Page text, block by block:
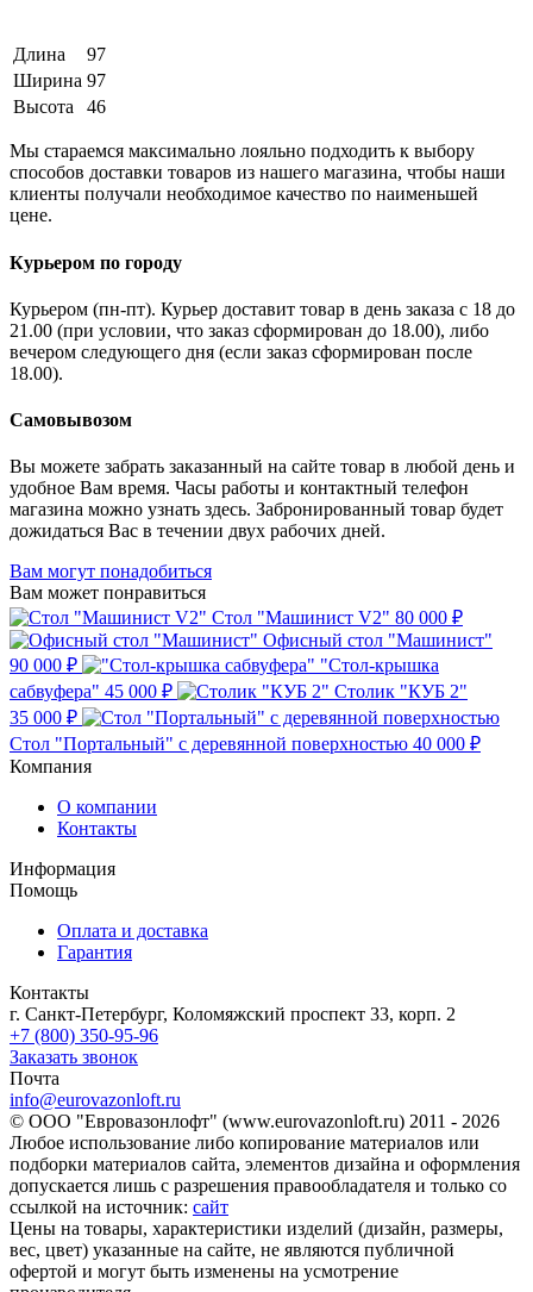
Длина
97
Ширина 97
Высота
46
Мы стараемся максимально лояльно подходить к выбору
способов доставки товаров из нашего магазина, чтобы наши
клиенты получали необходимое качество по наименьшей
цене.
Курьером по городу
Курьером (пн-пт). Курьер доставит товар в день заказа с 18 до
21.00 (при условии, что заказ сформирован до 18.00), либо
вечером следующего дня (если заказ сформирован после
18.00).
Самовывозом
Вы можете забрать заказанный на сайте товар в любой день и
удобное Вам время. Часы работы и контактный телефон
магазина можно узнать здесь. Забронированный товар будет
дожидаться Вас в течении двух рабочих дней.
Вам могут понадобиться
Вам может понравиться
Стол "Машинист V2" 80 000 ₽
Офисный стол "Машинист"
90 000 ₽
"Стол-крышка
сабвуфера" 45 000 ₽
Столик "КУБ 2"
35 000 ₽
Стол "Портальный" с деревянной поверхностью 40 000 ₽
Компания
О компании
Контакты
Информация
Помощь
Оплата и доставка
Гарантия
Контакты
г. Санкт-Петербург, Коломяжский проспект 33, корп. 2
+7 (800) 350-95-96
Заказать звонок
Почта
info@eurovazonloft.ru
© ООО "Евровазонлофт" (www.eurovazonloft.ru) 2011 - 2026
Любое использование либо копирование материалов или
подборки материалов сайта, элементов дизайна и оформления
допускается лишь с разрешения правообладателя и только со
ссылкой на источник: сайт
Цены на товары, характеристики изделий (дизайн, размеры,
вес, цвет) указанные на сайте, не являются публичной
офертой и могут быть изменены на усмотрение